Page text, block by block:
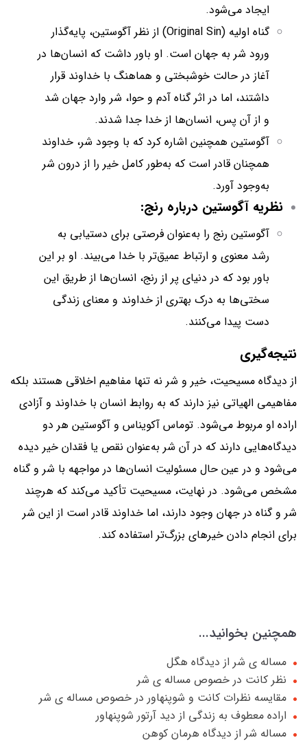
ایجاد می‌شود.
گناه اولیه (Original Sin) از نظر آگوستین، پایه‌گذار
ورود شر به جهان است. او باور داشت که انسان‌ها در
آغاز در حالت خوشبختی و هماهنگ با خداوند قرار
داشتند، اما در اثر گناه آدم و حوا، شر وارد جهان شد
و از آن پس، انسان‌ها از خدا جدا شدند.
آگوستین همچنین اشاره کرد که با وجود شر، خداوند
همچنان قادر است که به‌طور کامل خیر را از درون شر
به‌وجود آورد.
نظریه آگوستین درباره رنج:
آگوستین رنج را به‌عنوان فرصتی برای دستیابی به
رشد معنوی و ارتباط عمیق‌تر با خدا می‌بیند. او بر این
باور بود که در دنیای پر از رنج، انسان‌ها از طریق این
سختی‌ها به درک بهتری از خداوند و معنای زندگی
دست پیدا می‌کنند.
نتیجه‌گیری
از دیدگاه مسیحیت، خیر و شر نه تنها مفاهیم اخلاقی هستند بلکه
مفاهیمی الهیاتی نیز دارند که به روابط انسان با خداوند و آزادی
اراده او مربوط می‌شود. توماس آکویناس و آگوستین هر دو
دیدگاه‌هایی دارند که در آن شر به‌عنوان نقص یا فقدان خیر دیده
می‌شود و در عین حال مسئولیت انسان‌ها در مواجهه با شر و گناه
مشخص می‌شود. در نهایت، مسیحیت تأکید می‌کند که هرچند
شر و گناه در جهان وجود دارند، اما خداوند قادر است از این شر
برای انجام دادن خیرهای بزرگ‌تر استفاده کند.
همچنین بخوانید...
مساله ی شر از دیدگاه هگل
نظر کانت در خصوص مساله ی شر
مقایسه نظرات کانت و شوپنهاور در خصوص مساله ی شر
اراده معطوف به زندگی از دید آرتور شوپنهاور
مساله شر از دیدگاه هرمان کوهن